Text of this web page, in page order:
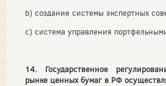
b) создание системы экспертных
c) система управления
14. Государственное
рынке ценных бумаг в РФ